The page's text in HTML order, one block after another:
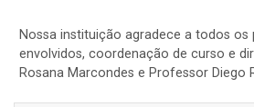
Nossa instituição agradece a todos os
envolvidos, coordenação de curso e
Rosana Marcondes e Professor Diego